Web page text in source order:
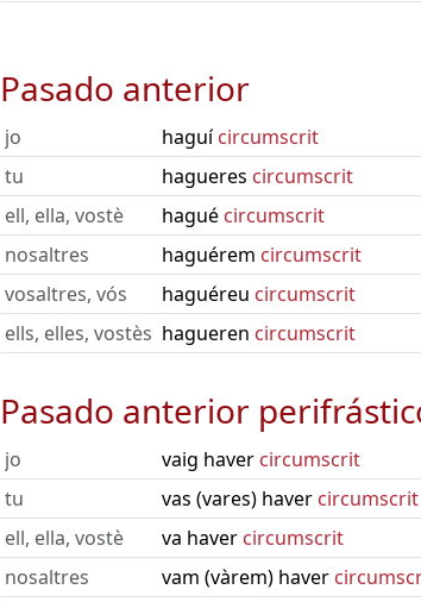
Pasado anterior
jo haguícircumscrit
tu
hagueres circumscrit
ell, ella, vostè
hagué circumscrit
nosaltres
haguérem circumscrit
vosaltres, vós
haguéreu circumscrit
ells, elles, vostès hagueren circumscrit
Pasado anterior
jo vaig haver circumscrit
tu
vas (vares) haver circumscrit
ell, ella, vostè
va haver circumscrit
nosaltres
vam (vàrem) haver